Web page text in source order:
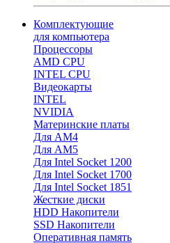
Комплектующие
для компьютера
Процессоры
AMD CPU
INTEL CPU
Видеокарты
INTEL
NVIDIA
Материнские платы
Для AM4
Для AM5
Для Intel Socket 1200
Для Intel Socket 1700
Для Intel Socket 1851
Жесткие диски
HDD Накопители
SSD Накопители
Оперативная память